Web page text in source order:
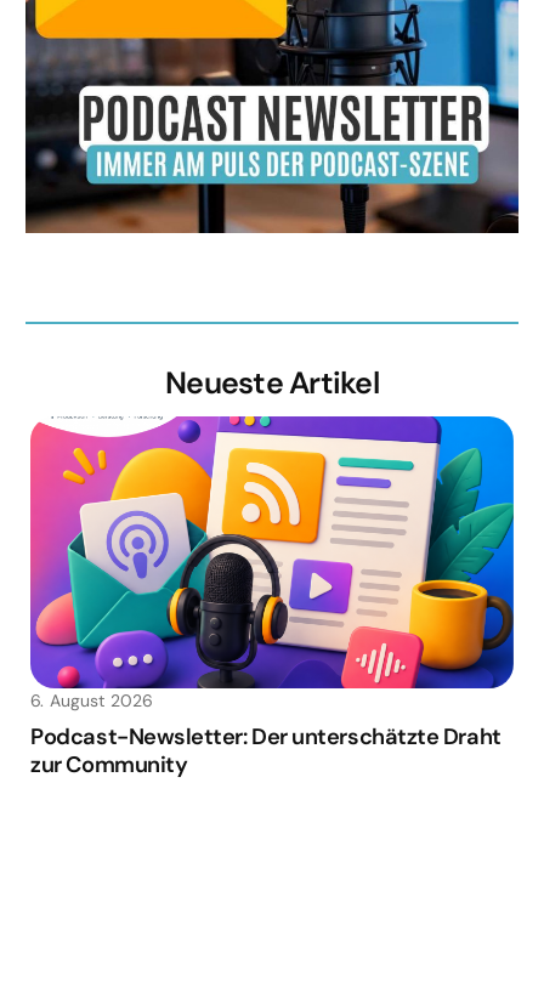
Neueste Artikel
Podcast-Newsletter: Der unterschätzte Draht
zur Community
6. August 2026